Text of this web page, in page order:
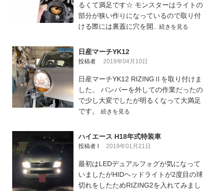
るくて満足です☆ モンスターはライトの
部分が狭い作りになっているので取り付
ける際には裏蓋に穴を開.. 続きを見る
日産マーチYK12
投稿者 2019年04月10日
日産マーチYK12 RIZINGⅡを取り付けま
した。 バンパーを外しての作業だったの
で少し大変でしたが明るくなって大満足
です。 続きを見る
ハイエース H18年式特装車
投稿者 I 2019年01月21日
最初はLEDデュアルフォグが気になって
いましたがHIDヘッドライトが2度目の球
切れをしたためRIZING2を入れてみまし